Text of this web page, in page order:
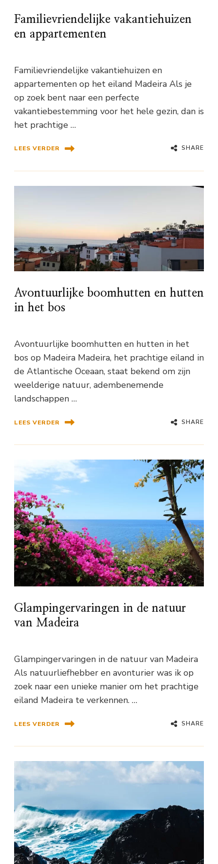
Familievriendelijke vakantiehuizen
en appartementen
Familievriendelijke vakantiehuizen en
appartementen op het eiland Madeira Als je
op zoek bent naar een perfecte
vakantiebestemming voor het hele gezin, dan is
het prachtige …
LEES VERDER SHARE
Avontuurlijke boomhutten en hutten
in het bos
Avontuurlijke boomhutten en hutten in het
bos op Madeira Madeira, het prachtige eiland in
de Atlantische Oceaan, staat bekend om zijn
weelderige natuur, adembenemende
landschappen …
LEES VERDER SHARE
Glampingervaringen in de natuur
van Madeira
Glampingervaringen in de natuur van Madeira
Als natuurliefhebber en avonturier was ik op
zoek naar een unieke manier om het prachtige
eiland Madeira te verkennen. …
LEES VERDER SHARE